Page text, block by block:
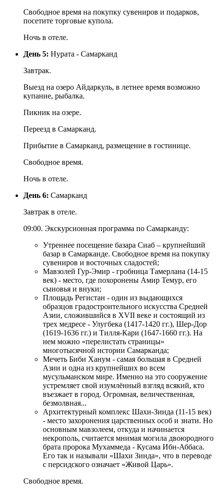
Свободное время на покупку сувениров и подарков,
посетите торговые купола.
Ночь в отеле.
День 5: Нурата - Самарканд
Завтрак.
Выезд на озеро Айдаркуль, в летнее время возможно
купание, рыбалка.
Пикник на озере.
Переезд в Самарканд.
Прибытие в Самарканд, размещение в гостинице.
Свободное время.
Ночь в отеле.
День 6: Самарканд
Завтрак в отеле.
09:00. Экскурсионная программа по Самарканду:
Утреннее посещение базара Сиаб – крупнейший
базар в Самарканде. Свободное время на покупку
сувениров и восточных сладостей;
Мавзолей Гур-Эмир - гробница Тамерлана (14-15
век) - место, где похоронены Амир Темур, его
сыновья и внуки;
Площадь Регистан - один из выдающихся
образцов градостроительного искусства Средней
Азии, сложившийся в XVII веке и состоящий из
трех медресе - Улугбека (1417-1420 гг.), Шер-Дор
(1619-1636 гг.) и Тилля-Кари (1647-1660 гг.). На
нем можно «перелистать страницы»
многотысячной истории Самарканда;
Мечеть Биби Ханум - самая большая в Средней
Азии и одна из крупнейших во всем
мусульманском мире. Именно на это сооружение
устремляет свой изумлённый взгляд всякий, кто
въезжает в город. Огромная, величественная,
безмолвная...
Архитектурный комплекс Шахи-Зинда (11-15 век)
- место захоронения царственных особ и знати. Но
основным мавзолеем, откуда и начинается
некрополь, считается мнимая могила двоюродного
брата пророка Мухаммеда - Кусама Ибн-Аббаса.
Его так и называли «Шахи Зинда», что в переводе
с персидского означает «Живой Царь».
Свободное время.